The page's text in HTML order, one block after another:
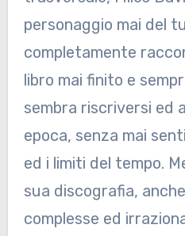
personaggio mai del
completamente
libro mai finito e
sembra riscriversi ed
epoca, senza mai
ed i limiti del tempo.
sua discografia,
complesse ed